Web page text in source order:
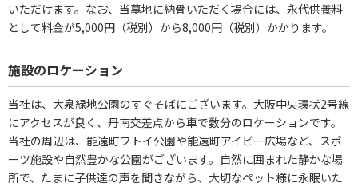
いただけます。なお、当墓地に納骨いただく場合には、永代供養料
として料金が5,000円（税別）から8,000円（税別）かかります。
施設のロケーション
当社は、大泉緑地公園のすぐそばにございます。大阪中央環状2号線
にアクセスが良く、丹南交差点から車で数分のロケーションです。
当社の周辺は、能遠町フトイ公園や能遠町アイビー広場など、スポ
ーツ施設や自然豊かな公園がございます。自然に囲まれた静かな場
所で、たまに子供達の声を聞きながら、大切なペット様に永眠いた